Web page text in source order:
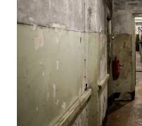
AKTUALITĀTES
PAR MUZEJU